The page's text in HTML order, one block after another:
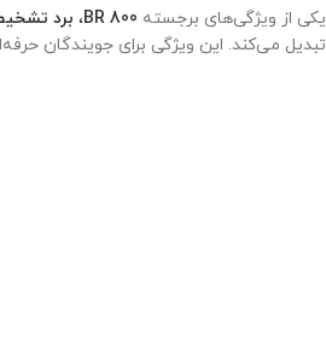
یکی از ویژگی‌های برجسته BR 800، برد تشخیص 2000
تبدیل می‌کند. این ویژگی برای جویندگان